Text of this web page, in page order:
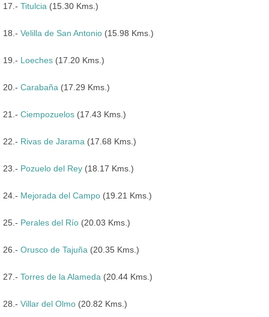
17.- Titulcia (15.30 Kms.)
18.- Velilla de San Antonio (15.98 Kms.)
19.- Loeches (17.20 Kms.)
20.- Carabaña (17.29 Kms.)
21.- Ciempozuelos (17.43 Kms.)
22.- Rivas de Jarama (17.68 Kms.)
23.- Pozuelo del Rey (18.17 Kms.)
24.- Mejorada del Campo (19.21 Kms.)
25.- Perales del Río (20.03 Kms.)
26.- Orusco de Tajuña (20.35 Kms.)
27.- Torres de la Alameda (20.44 Kms.)
28.- Villar del Olmo (20.82 Kms.)